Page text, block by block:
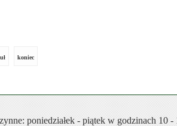
koniec
poniedziałek - piątek w godzinach 10 -